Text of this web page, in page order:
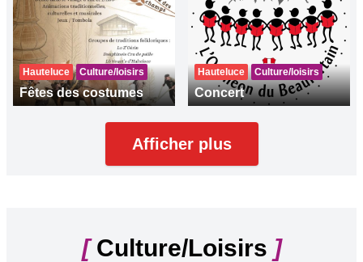
Hauteluce Culture/loisirs
Fêtes des costumes
Hauteluce Culture/loisirs
Concert
Afficher plus
[Culture/Loisirs ]